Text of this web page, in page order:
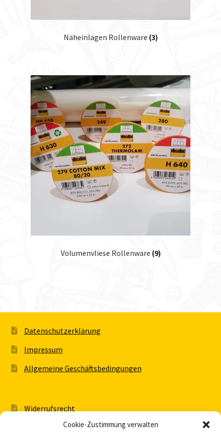
Cookie-Zustimmung verwalten
Näheinlagen Rollenware (3)
Volumenvliese Rollenware (9)
Datenschutzerklärung
Impressum
Allgemeine Geschäftsbedingungen
Widerrufsrecht
Jetzt Widerrufen